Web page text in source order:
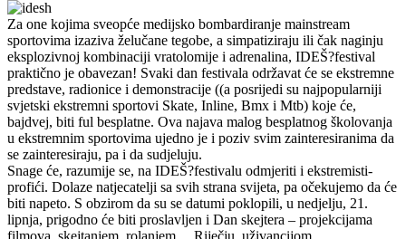
Za one kojima sveopće medijsko bombardiranje mainstream
sportovima izaziva želučane tegobe, a simpatiziraju ili čak naginju
eksplozivnoj kombinaciji vratolomije i adrenalina, IDEŠ?festival
praktično je obavezan! Svaki dan festivala održavat će se ekstremne
predstave, radionice i demonstracije ((a posrijedi su najpopularniji
svjetski ekstremni sportovi Skate, Inline, Bmx i Mtb) koje će,
bajdvej, biti ful besplatne. Ova najava malog besplatnog školovanja
u ekstremnim sportovima ujedno je i poziv svim zainteresiranima da
se zainteresiraju, pa i da sudjeluju.
Snage će, razumije se, na IDEŠ?festivalu odmjeriti i ekstremisti-
profići. Dolaze natjecatelji sa svih strana svijeta, pa očekujemo da će
biti napeto. S obzirom da su se datumi poklopili, u nedjelju, 21.
lipnja, prigodno će biti proslavljen i Dan skejtera – projekcijama
filmova, skejtanjem, rolanjem… Riječju, uživancijom.